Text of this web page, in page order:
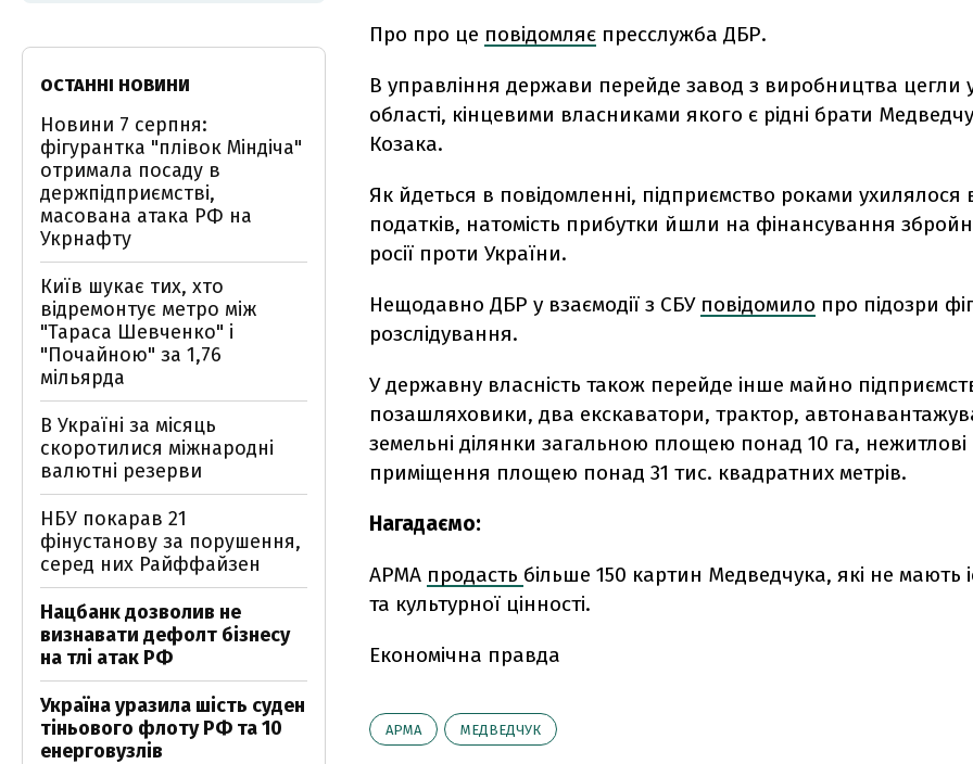
Про про це повідомляє пресслужба ДБР.
В управління держави перейде завод з виробництва цегли у
області, кінцевими власниками якого є рідні брати
Козака.
Як йдеться в повідомленні, підприємство роками ухилялося
податків, натомість прибутки йшли на фінансування
росії проти України.
Нещодавно ДБР у взаємодії з СБУ повідомило про підозри
розслідування.
У державну власність також перейде інше майно
позашляховики, два екскаватори, трактор,
земельні ділянки загальною площею понад 10 га, нежитлові
приміщення площею понад 31 тис. квадратних метрів.
Нагадаємо:
АРМА продасть більше 150 картин Медведчука, які не мають
та культурної цінності.
Економічна правда
АРМА МЕДВЕДЧУК
ОСТАННІ НОВИНИ
Новини 7 серпня:
фігурантка "плівок Міндіча"
отримала посаду в
держпідприємстві,
масована атака РФ на
Укрнафту
Київ шукає тих, хто
відремонтує метро між
"Тараса Шевченко" і
"Почайною" за 1,76
мільярда
В Україні за місяць
скоротилися міжнародні
валютні резерви
НБУ покарав 21
фінустанову за порушення,
серед них Райффайзен
Нацбанк дозволив не
визнавати дефолт бізнесу
на тлі атак РФ
Україна уразила шість суден
тіньового флоту РФ та 10
енерговузлів